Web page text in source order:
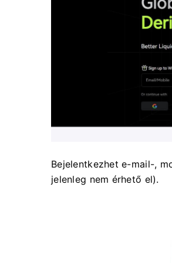
Bejelentkezhet e-mail-,
jelenleg nem érhető el).